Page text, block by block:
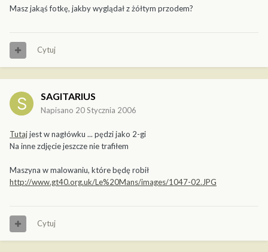
Masz jakąś fotkę, jakby wyglądał z żółtym przodem?
Cytuj
SAGITARIUS
Napisano 20 Stycznia 2006
Tutajjest w nagłówku ... pędzi jako 2-gi
Na inne zdjęcie jeszcze nie trafiłem
Maszyna w malowaniu, które będę robił
http://www.gt40.org.uk/Le%20Mans/images/1047-02.JPG
Cytuj